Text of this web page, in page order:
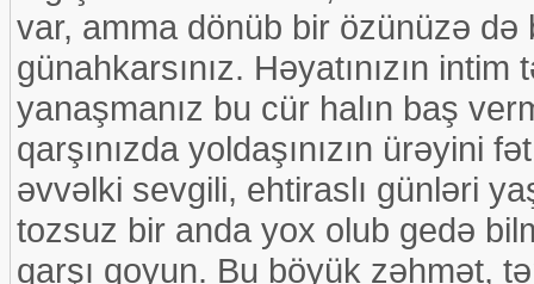
var, amma dönüb bir özünüzə də
günahkarsınız. Həyatınızın
yanaşmanız bu cür halın baş
qarşınızda yoldaşınızın ürəyini
əvvəlki sevgili, ehtiraslı günləri
tozsuz bir anda yox olub gedə
qarşı qoyun. Bu böyük zəhmət,